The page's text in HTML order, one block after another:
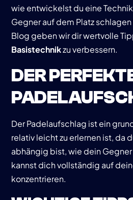
wie entwickelst du eine
Gegner auf dem Platz
Blog geben wir dir wertvolle
Basistechnikzu verbessern.
DER
Der Padelaufschlag ist ein
relativ leicht zu erlernen ist, da
abhängig bist, wie dein
kannst dich vollständig auf
konzentrieren.